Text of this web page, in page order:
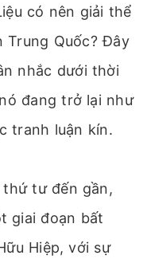
có nên giải thể
Trung Quốc? Đây
nhắc dưới thời
đang trở lại như
tranh luận kín.
thứ tư đến gần,
giai đoạn bất
Hiệp, với sự